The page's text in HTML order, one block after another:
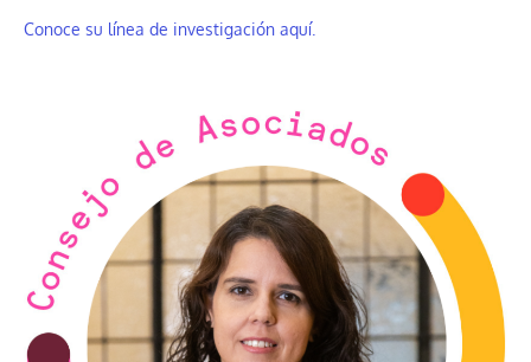
Conoce su línea de investigación aquí.